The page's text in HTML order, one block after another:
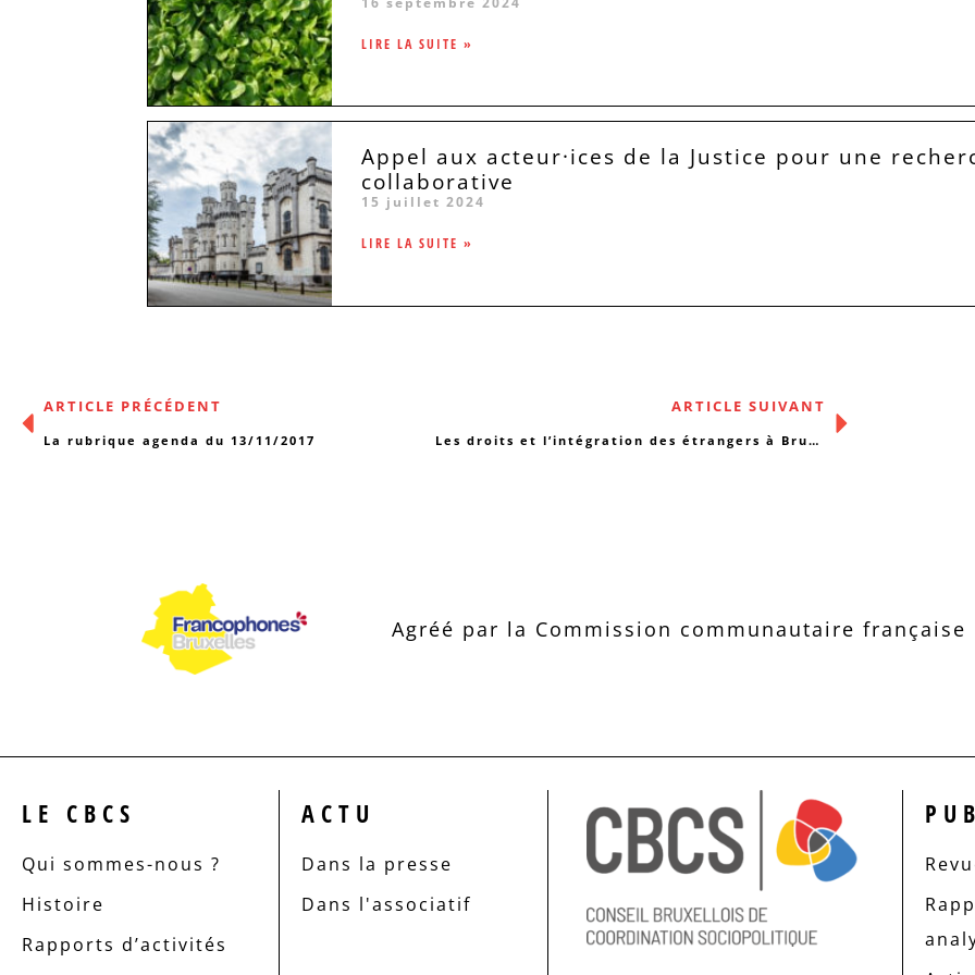
LIRE LA SUITE »
Appel aux acteur·ices de la Justice pour une
collaborative
15 juillet 2024
LIRE LA SUITE »
ARTICLE PRÉCÉDENT
La rubrique agenda du 13/11/2017
ARTICLE SUIVANT
Les droits et l’intégration des étrangers à Bruxelles
Agréé par la Commission communautaire
LE CBCS
Qui sommes-nous ?
Histoire
Rapports d’activités
ACTU
Dans la presse
Dans l'associatif